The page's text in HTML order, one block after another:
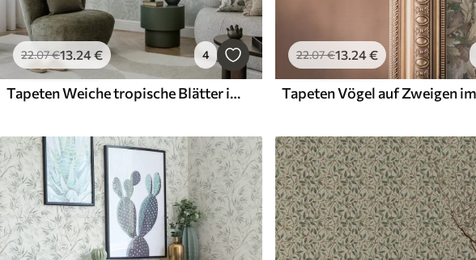
22.07€13.24€ 4
Tapeten Weiche tropische Blätter in Hellgrau auf Leinenstruktur
22.07€13.24€